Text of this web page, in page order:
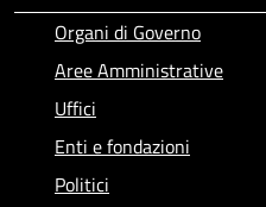
Organi di Governo
Aree Amministrative
Uffici
Enti e fondazioni
Politici